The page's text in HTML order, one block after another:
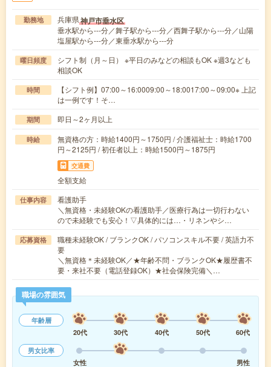
勤務地 兵庫県神戸市垂水区
垂水駅から---分／舞子駅から---分／西舞子駅から---分／山陽
塩屋駅から---分／東垂水駅から---分
曜日頻度
シフト制（月～日） ※平日のみなどの相談もOK ※週3なども
相談OK
時間
【シフト例】07:00～16:0009:00～18:0017:00～09:00※ 上記
は一例です！そ…
期間 即日～2ヶ月以上
時給
無資格の方：時給1400円～1750円 / 介護福祉士：時給1700
円～2125円 / 初任者以上：時給1500円～1875円
交通費
全額支給
仕事内容
看護助手
＼無資格・未経験OKの看護助手／医療行為は一切行わない
ので未経験でも安心！▽具体的には…・リネンやシ…
応募資格
職種未経験OK / ブランクOK / パソコンスキル不要 / 英語力不
要
＼無資格＊未経験OK／★年齢不問・ブランクOK★履歴書不
要・来社不要（電話登録OK）★社会保険完備＼…
職場の雰囲気
年齢層
20代
30代 40代 50代
60代
男女比率
女性
男性